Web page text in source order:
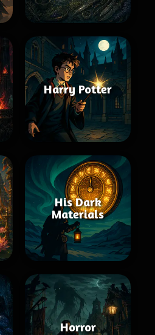
Harry Potter
His Dark
Materials
Horror